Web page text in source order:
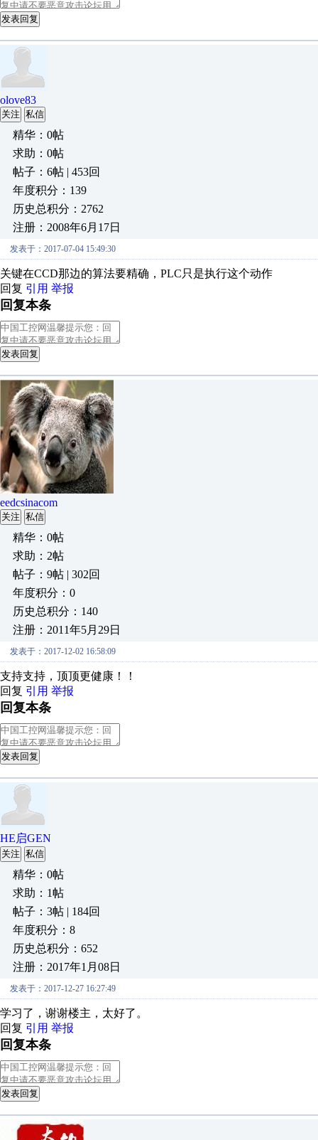
发表回复
olove83
关注 私信
精华：0帖
求助：0帖
帖子：6帖 | 453回
年度积分：139
历史总积分：2762
注册：2008年6月17日
发表于：2017-07-04 15:49:30
关键在CCD那边的算法要精确，PLC只是执行这个动作
回复 引用 举报
回复本条
发表回复
eedcsinacom
关注 私信
精华：0帖
求助：2帖
帖子：9帖 | 302回
年度积分：0
历史总积分：140
注册：2011年5月29日
发表于：2017-12-02 16:58:09
支持支持，顶顶更健康！！
回复 引用 举报
回复本条
发表回复
HE启GEN
关注 私信
精华：0帖
求助：1帖
帖子：3帖 | 184回
年度积分：8
历史总积分：652
注册：2017年1月08日
发表于：2017-12-27 16:27:49
学习了，谢谢楼主，太好了。
回复 引用 举报
回复本条
发表回复